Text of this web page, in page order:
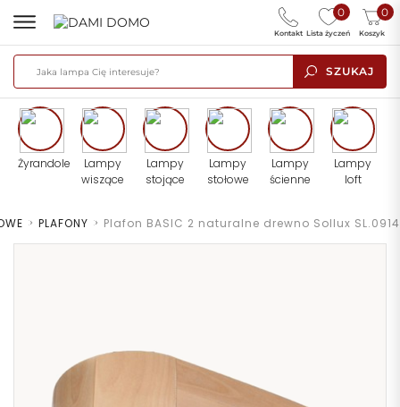
SZUKAJ
0
Lista życzeń
0
Koszyk
Kontakt
Żyrandole
Lampy
wiszące
Lampy
stojące
Lampy
stołowe
Lampy
ścienne
Lampy
loft
> PLAFONY > Plafon BASIC 2 naturalne drewno Sollux SL.0914